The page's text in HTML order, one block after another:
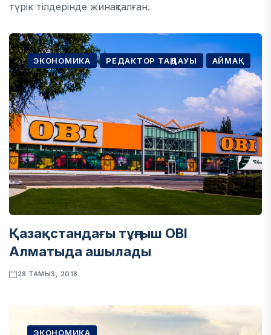
түрік тілдерінде жинақталған.
ЭКОНОМИКА РЕДАКТОР ТАҢДАУЫ АЙМАҚ
Қазақстандағы тұңғыш OBI
Алматыда ашылады
28 ТАМЫЗ, 2018
ЭКОНОМИКА